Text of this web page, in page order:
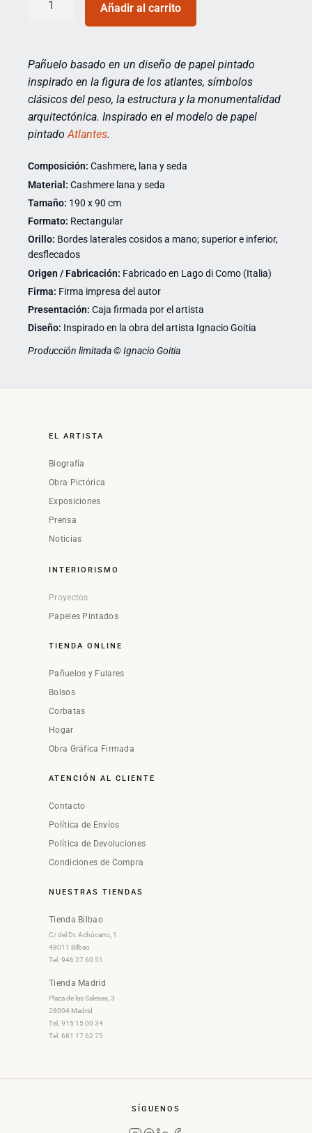
Añadir al carrito
Pañuelo basado en un diseño de papel pintado
inspirado en la figura de los atlantes, símbolos
clásicos del peso, la estructura y la monumentalidad
arquitectónica. Inspirado en el modelo de papel
pintado Atlantes.
Composición: Cashmere, lana y seda
Material: Cashmere lana y seda
Tamaño: 190 x 90 cm
Formato: Rectangular
Orillo: Bordes laterales cosidos a mano; superior e inferior,
desflecados
Origen / Fabricación: Fabricado en Lago di Como (Italia)
Firma: Firma impresa del autor
Presentación: Caja firmada por el artista
Diseño: Inspirado en la obra del artista Ignacio Goitia
Producción limitada © Ignacio Goitia
EL ARTISTA
Biografía
Obra Pictórica
Exposiciones
Prensa
Noticias
INTERIORISMO
Proyectos
Papeles Pintados
TIENDA ONLINE
Pañuelos y Fulares
Bolsos
Corbatas
Hogar
Obra Gráfica Firmada
ATENCIÓN AL CLIENTE
Contacto
Política de Envíos
Política de Devoluciones
Condiciones de Compra
NUESTRAS TIENDAS
Tienda Bilbao
C/ del Dr. Achúcarro, 1
48011 Bilbao
Tel. 946 27 60 51
Tienda Madrid
Plaza de las Salesas, 3
28004 Madrid
Tel. 915 15 00 34
Tel. 681 17 62 75
SÍGUENOS